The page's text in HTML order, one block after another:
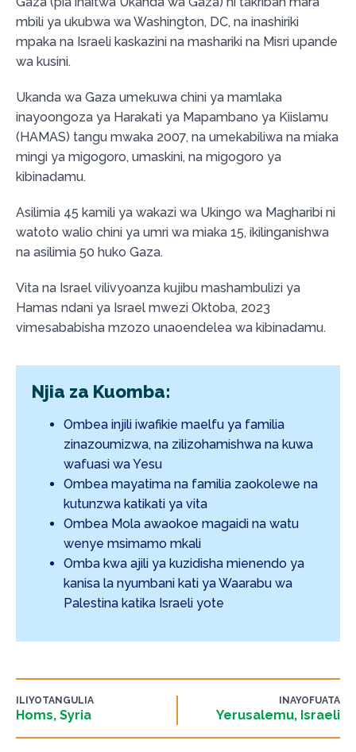
mbili ya ukubwa wa Washington, DC, na inashiriki
mpaka na Israeli kaskazini na mashariki na Misri upande
wa kusini.
Ukanda wa Gaza umekuwa chini ya mamlaka
inayoongoza ya Harakati ya Mapambano ya Kiislamu
(HAMAS) tangu mwaka 2007, na umekabiliwa na miaka
mingi ya migogoro, umaskini, na migogoro ya
kibinadamu.
Asilimia 45 kamili ya wakazi wa Ukingo wa Magharibi ni
watoto walio chini ya umri wa miaka 15, ikilinganishwa
na asilimia 50 huko Gaza.
Vita na Israel vilivyoanza kujibu mashambulizi ya
Hamas ndani ya Israel mwezi Oktoba, 2023
vimesababisha mzozo unaoendelea wa kibinadamu.
Njia za Kuomba:
Ombea injili iwafikie maelfu ya familia
zinazoumizwa, na zilizohamishwa na kuwa
wafuasi wa Yesu
Ombea mayatima na familia zaokolewe na
kutunzwa katikati ya vita
Ombea Mola awaokoe magaidi na watu
wenye msimamo mkali
Omba kwa ajili ya kuzidisha mienendo ya
kanisa la nyumbani kati ya Waarabu wa
Palestina katika Israeli yote
ILIYOTANGULIA
Homs, Syria
INAYOFUATA
Yerusalemu, Israeli